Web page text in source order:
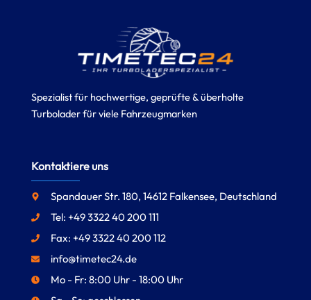
Spezialist für hochwertige, geprüfte & überholte
Turbolader für viele Fahrzeugmarken
Kontaktiere uns
Spandauer Str. 180, 14612 Falkensee, Deutschland
Tel: +49 3322 40 200 111
Fax: +49 3322 40 200 112
info@timetec24.de
Mo - Fr: 8:00 Uhr - 18:00 Uhr